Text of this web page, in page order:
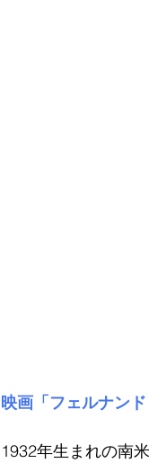
映画「フェルナン
1932年生まれの南